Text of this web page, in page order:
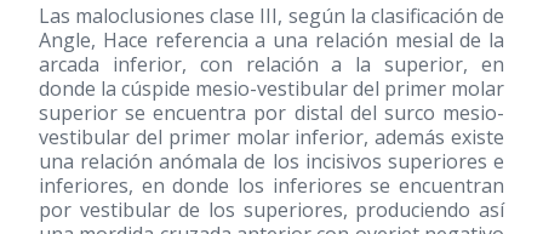
Las maloclusiones clase III, según la clasificación de
Angle, Hace referencia a una relación mesial de la
arcada inferior, con relación a la superior, en
donde la cúspide mesio-vestibular del primer molar
superior se encuentra por distal del surco mesio-
vestibular del primer molar inferior, además existe
una relación anómala de los incisivos superiores e
inferiores, en donde los inferiores se encuentran
por vestibular de los superiores, produciendo así